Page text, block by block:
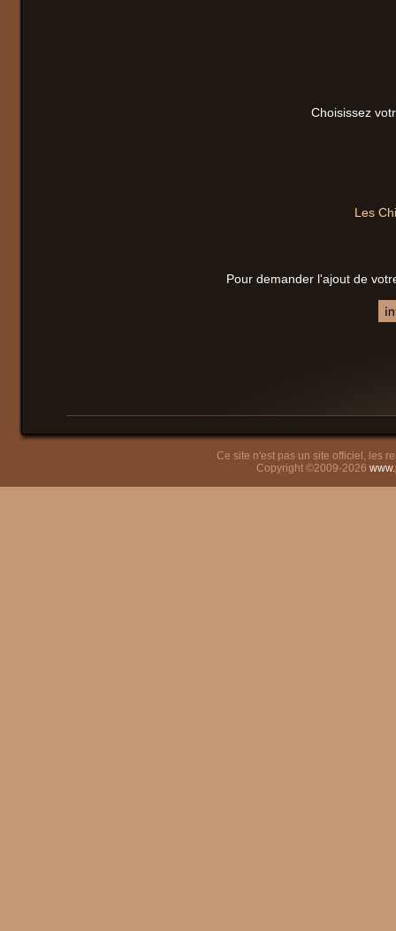
Choisissez
Les
Pour demander l'ajout de
Ce site n'est pas un site officiel, les
Copyright ©2009-2026